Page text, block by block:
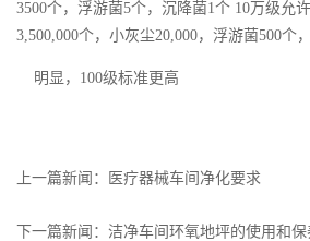
3500个，浮游菌5个，沉降菌1个 10万级允
3,500,000个，小灰尘20,000，浮游菌500个
明显，100级标准更高
上一篇新闻： 医疗器械车间净化要求
下一篇新闻： 洁净车间环氧地坪的使用和保